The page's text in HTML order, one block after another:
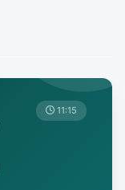
11:15